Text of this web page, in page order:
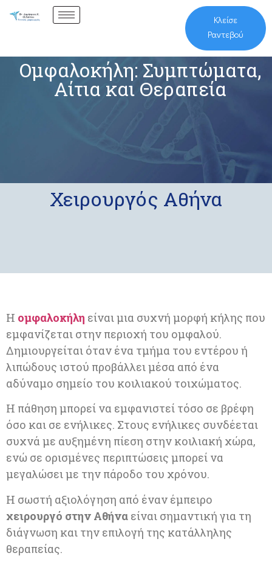
Κλείσε
Ραντεβού
Ομφαλοκήλη: Συμπτώματα,
Αίτια και Θεραπεία
Χειρουργός Αθήνα
Η ομφαλοκήλη είναι μια συχνή μορφή κήλης που
εμφανίζεται στην περιοχή του ομφαλού.
Δημιουργείται όταν ένα τμήμα του εντέρου ή
λιπώδους ιστού προβάλλει μέσα από ένα
αδύναμο σημείο του κοιλιακού τοιχώματος.
Η πάθηση μπορεί να εμφανιστεί τόσο σε βρέφη
όσο και σε ενήλικες. Στους ενήλικες συνδέεται
συχνά με αυξημένη πίεση στην κοιλιακή χώρα,
ενώ σε ορισμένες περιπτώσεις μπορεί να
μεγαλώσει με την πάροδο του χρόνου.
Η σωστή αξιολόγηση από έναν έμπειρο
χειρουργό στην Αθήνα είναι σημαντική για τη
διάγνωση και την επιλογή της κατάλληλης
θεραπείας.